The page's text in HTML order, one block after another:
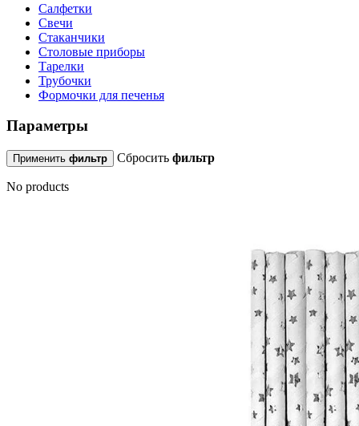
Салфетки
Свечи
Стаканчики
Столовые приборы
Тарелки
Трубочки
Формочки для печенья
Параметры
Применить фильтр Сбросить фильтр
No products